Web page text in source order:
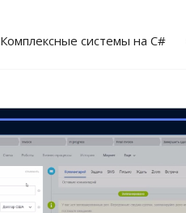
Комплексные системы на C#